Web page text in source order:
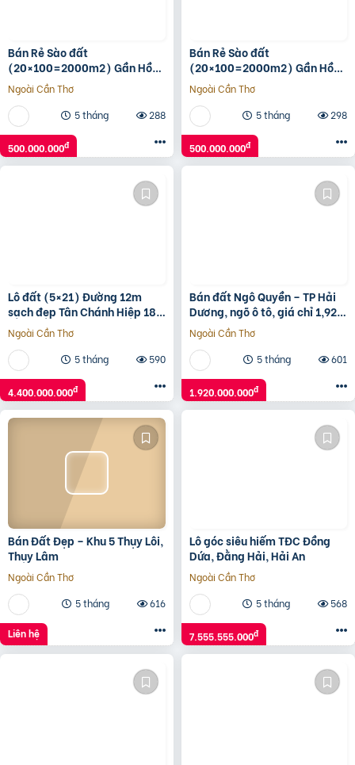
Bán Rẻ Sào đất
(20×100=2000m2) Gần Hồ
Du Lịch Thanh An, Dân Cư
đông, Thuận Tiện Buôn Bán,
500tr
Ngoài Cần Thơ
5 tháng
288
500.000.000đ
Bán Rẻ Sào đất
(20×100=2000m2) Gần Hồ
Du Lịch Thanh An, Dân Cư
đông, Thuận Tiện Buôn Bán,
500tr
Ngoài Cần Thơ
5 tháng
298
500.000.000đ
Lô đất (5×21) Đường 12m
sạch đẹp Tân Chánh Hiệp 18,
Quận 12, giá rẻ 4.4 tỷ
Ngoài Cần Thơ
5 tháng
590
4.400.000.000đ
Bán đất Ngô Quyền – TP Hải
Dương, ngõ ô tô, giá chỉ 1,92
tỷ cực tiềm năng
Ngoài Cần Thơ
5 tháng
601
1.920.000.000đ
Bán Đất Đẹp – Khu 5 Thụy Lôi,
Thụy Lâm
Ngoài Cần Thơ
5 tháng
616
Liên hệ
Lô góc siêu hiếm TĐC Đồng
Dứa, Đằng Hải, Hải An
Ngoài Cần Thơ
5 tháng
568
7.555.555.000đ